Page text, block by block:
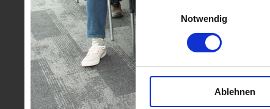
Notwendig
Ablehnen
mehr